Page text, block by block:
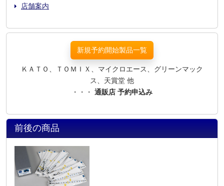
店舗案内
新規予約開始製品一覧
ＫＡＴＯ、ＴＯＭＩＸ、マイクロエース、グリーンマック
ス、天賞堂 他
・・・ 通販店 予約申込み
前後の商品